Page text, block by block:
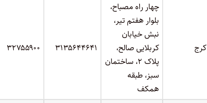
کرج
چهار راه مصباح،
بلوار هفتم تیر،
نبش خیابان
کربلایی صالح،
پلاک ۲، ساختمان
سبز، طبقه
همکف
۳۱۳۵۶۴۴۶۴۱ ۳۲۷۵۵۹۰۰